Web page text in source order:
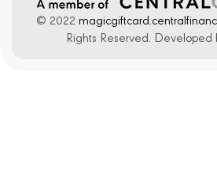
© 2022
Rights Reserved. Developed